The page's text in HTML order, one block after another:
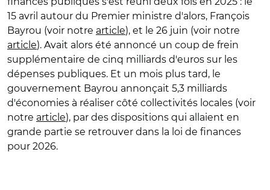
15 avril autour du Premier ministre d'alors, François
Bayrou (voir notre article), et le 26 juin (voir notre
article). Avait alors été annoncé un coup de frein
supplémentaire de cinq milliards d'euros sur les
dépenses publiques. Et un mois plus tard, le
gouvernement Bayrou annonçait 5,3 milliards
d'économies à réaliser côté collectivités locales (voir
notre article), par des dispositions qui allaient en
grande partie se retrouver dans la loi de finances
pour 2026.